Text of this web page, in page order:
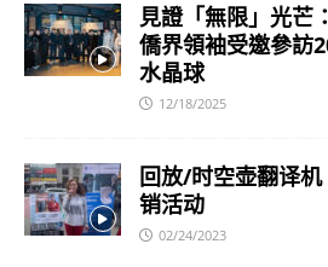
見證「無限」光芒
僑界領袖受邀參訪
水晶球
12/18/2025
回放/时空壶翻译
销活动
02/24/2023